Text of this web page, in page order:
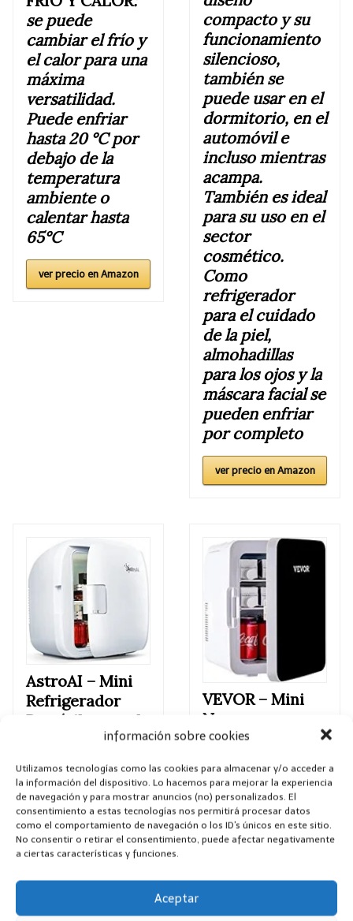
información sobre cookies
Utilizamos tecnologías como las cookies para almacenar y/o acceder a
la información del dispositivo. Lo hacemos para mejorar la experiencia
de navegación y para mostrar anuncios (no) personalizados. El
consentimiento a estas tecnologías nos permitirá procesar datos
como el comportamiento de navegación o los ID's únicos en este sitio.
No consentir o retirar el consentimiento, puede afectar negativamente
a ciertas características y funciones.
Aceptar
se puede
cambiar el frío y
el calor para una
máxima
versatilidad.
Puede enfriar
hasta 20 °C por
debajo de la
temperatura
ambiente o
calentar hasta
65°C
ver precio en Amazon
compacto y su
funcionamiento
silencioso,
también se
puede usar en el
dormitorio, en el
automóvil e
incluso mientras
acampa.
También es ideal
para su uso en el
sector
cosmético.
Como
refrigerador
para el cuidado
de la piel,
almohadillas
para los ojos y la
máscara facial se
pueden enfriar
por completo
ver precio en Amazon
AstroAI – Mini
Refrigerador
Portátil,
para el
Skincare 9L,
Mini Neveras
220V/12V para
Enfriar y
Calentar
(blanco)
4,1 de 5 estrellas
VEVOR – Mini
Neveras
Pequeña
220V/12V 48W
10L Mini
Refrigerador
Compacto
Mini-Frigorífico
con Función de